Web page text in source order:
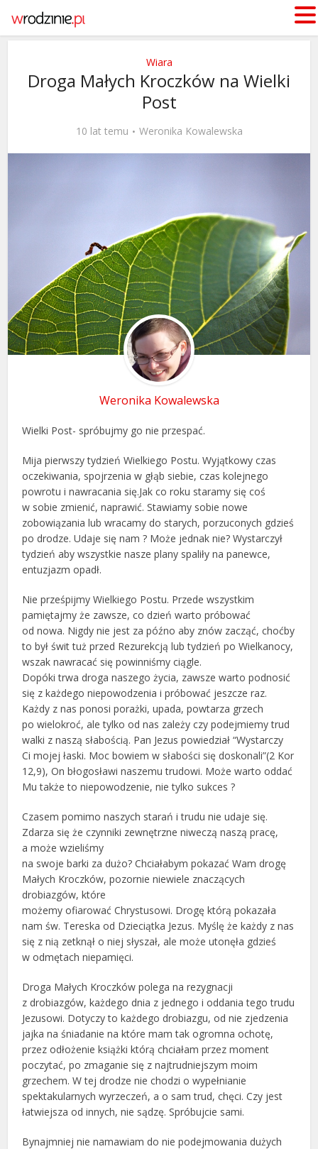
Wiara
Droga Małych Kroczków na Wielki
Post
10 lat temu Weronika Kowalewska
Weronika Kowalewska
Wielki Post- spróbujmy go nie przespać.
Mija pierwszy tydzień Wielkiego Postu. Wyjątkowy czas
oczekiwania, spojrzenia w głąb siebie, czas kolejnego
powrotu i nawracania się.Jak co roku staramy się coś
w sobie zmienić, naprawić. Stawiamy sobie nowe
zobowiązania lub wracamy do starych, porzuconych gdzieś
po drodze. Udaje się nam ? Może jednak nie? Wystarczył
tydzień aby wszystkie nasze plany spaliły na panewce,
entuzjazm opadł.
Nie prześpijmy Wielkiego Postu. Przede wszystkim
pamiętajmy że zawsze, co dzień warto próbować
od nowa. Nigdy nie jest za późno aby znów zacząć, choćby
to był świt tuż przed Rezurekcją lub tydzień po Wielkanocy,
wszak nawracać się powinniśmy ciągle.
Dopóki trwa droga naszego życia, zawsze warto podnosić
się z każdego niepowodzenia i próbować jeszcze raz.
Każdy z nas ponosi porażki, upada, powtarza grzech
po wielokroć, ale tylko od nas zależy czy podejmiemy trud
walki z naszą słabością. Pan Jezus powiedział “Wystarczy
Ci mojej łaski. Moc bowiem w słabości się doskonali”(2 Kor
12,9), On błogosławi naszemu trudowi. Może warto oddać
Mu także to niepowodzenie, nie tylko sukces ?
Czasem pomimo naszych starań i trudu nie udaje się.
Zdarza się że czynniki zewnętrzne niweczą naszą pracę,
a może wzieliśmy
na swoje barki za dużo? Chciałabym pokazać Wam drogę
Małych Kroczków, pozornie niewiele znaczących
drobiazgów, które
możemy ofiarować Chrystusowi. Drogę którą pokazała
nam św. Tereska od Dzieciątka Jezus. Myślę że każdy z nas
się z nią zetknął o niej słyszał, ale może utonęła gdzieś
w odmętach niepamięci.
Droga Małych Kroczków polega na rezygnacji
z drobiazgów, każdego dnia z jednego i oddania tego trudu
Jezusowi. Dotyczy to każdego drobiazgu, od nie zjedzenia
jajka na śniadanie na które mam tak ogromna ochotę,
przez odłożenie książki którą chciałam przez moment
poczytać, po zmaganie się z najtrudniejszym moim
grzechem. W tej drodze nie chodzi o wypełnianie
spektakularnych wyrzeczeń, a o sam trud, chęci. Czy jest
łatwiejsza od innych, nie sądzę. Spróbujcie sami.
Bynajmniej nie namawiam do nie podejmowania dużych